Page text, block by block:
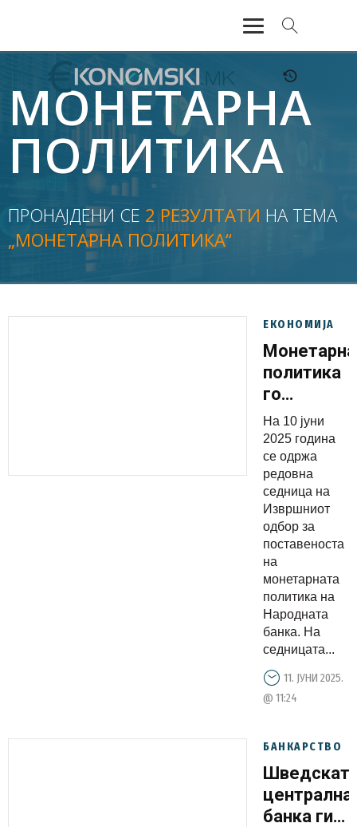
АКТУЕЛНО
ЕКОНОМИЈА
ФИНАНСИИ
БАНКАРСТВО
ЖИВОТ
МОЗАИК
МОНЕТАРНА
ПОЛИТИКА
ПРОНАЈДЕНИ СЕ 2 РЕЗУЛТАТИ НА ТЕМА
„МОНЕТАРНА ПОЛИТИКА“
ЕКОНОМИЈА
политика
го
задржува
карактер
‒
каматните
стапки се
На 10 јуни
2025 година
се одржа
редовна
седница на
Извршниот
одбор за
поставеноста
на
монетарната
политика на
Народната
банка. На
седницата...
11. ЈУНИ 2025.
@ 11:24
БАНКАРСТВО
централна
банка ги